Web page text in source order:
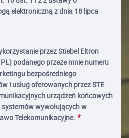
elektroniczną z dnia 18 lipca
przez Stiebel Eltron
podanego przeze mnie numeru
bezpośredniego
i usług oferowanych przez STE
urządzeń końcowych
wywołujących w
Telekomunikacyjne.